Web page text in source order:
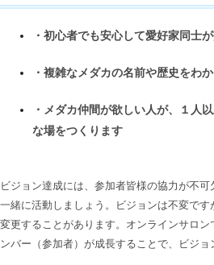
・初心者でも安心して愛好家同士
・複雑なメダカの名前や歴史をわ
・メダカ仲間が欲しい人が、１人
な場をつくります
ビジョン達成には、参加者皆様の協力が不可
一緒に活動しましょう。ビジョンは不変で
変更することがあります。オンラインサロ
ンバー（参加者）が成長することで、ビジョ